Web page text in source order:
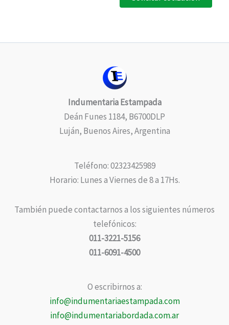
Indumentaria Estampada
Deán Funes 1184, B6700DLP
Luján, Buenos Aires, Argentina
Teléfono: 02323425989
Horario: Lunes a Viernes de 8 a 17Hs.
También puede contactarnos a los siguientes números
telefónicos:
011-3221-5156
011-6091-4500
O escribirnos a:
info@indumentariaestampada.com
info@indumentariabordada.com.ar